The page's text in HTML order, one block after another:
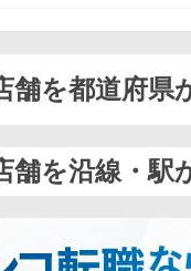
舗を都道府県
舗を沿線・駅